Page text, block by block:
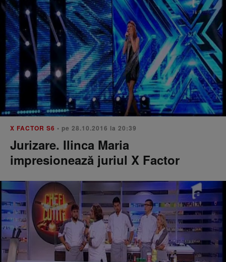
X FACTOR S6 • pe 28.10.2016 la 20:39
Jurizare. Ilinca Maria
impresionează juriul X Factor